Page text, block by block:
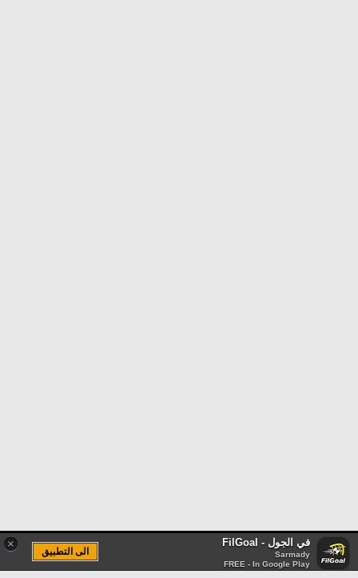
× في الجول - FilGoal
Sarmady
FREE - In Google Play
الى التطبيق